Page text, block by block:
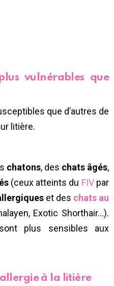
vulnérables que
que d’autres de
litière.
chatons, des chats âgés,
(ceux atteints du FIVpar
et des chats au
Exotic Shorthair…).
plus sensibles aux
allergie à la litière